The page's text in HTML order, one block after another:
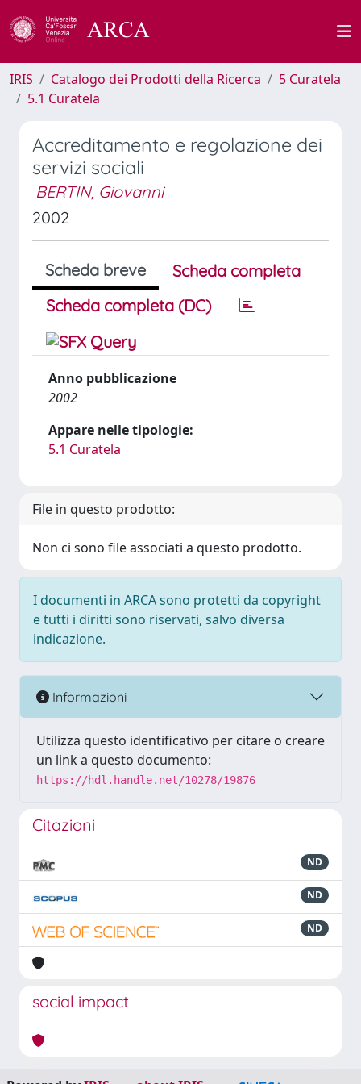
IRIS Catalogo dei Prodotti della Ricerca
5 Curatela
5.1 Curatela
Accreditamento e regolazione dei
servizi sociali
BERTIN, Giovanni
2002
Scheda breve
Scheda completa
Scheda completa (DC)
Anno pubblicazione
2002
Appare nelle tipologie:
5.1 Curatela
File in questo prodotto:
Non ci sono file associati a questo prodotto.
I documenti in ARCA sono protetti da copyright
e tutti i diritti sono riservati, salvo diversa
indicazione.
Informazioni
Utilizza questo identificativo per citare o creare
un link a questo documento:
https://hdl.handle.net/10278/19876
Citazioni
ND
ND
ND
social impact